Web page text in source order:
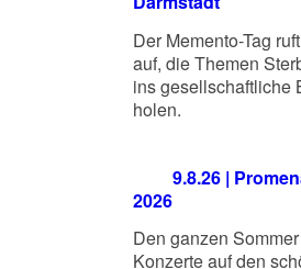
Der Memento-Tag
auf, die Themen
ins gesellschaftliche
holen.
9.8.26 |
2026
Den ganzen
Konzerte auf den